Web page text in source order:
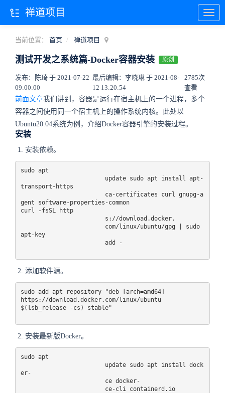
当前位置： 首页 禅道项目
测试开发之系统篇-Docker容器安装 原创
发布：陈琦 于 2021-07-22
09:00:00
最后编辑：李晓琳 于 2021-08-
12 13:20:54
2785次
查看
前面文章我们讲到，容器是运行在宿主机上的一个进程，多个
容器之间使用同一个宿主机上的操作系统内核。此处以
Ubuntu20.04系统为例，介绍Docker容器引擎的安装过程。
安装
安装依赖。
sudo apt
update sudo apt install apt-
transport-https
ca-certificates curl gnupg-a
gent software-properties-common
curl -fsSL http
s: //download.docker.
com/linux/ubuntu/gpg | sudo
apt-key
add
-
添加软件源。
sudo add-apt-repository
"deb [arch=amd64]
https://download.docker.com/linux/ubuntu
$(lsb_release -cs) stable"
安装最新版Docker。
sudo apt
update sudo apt install dock
er-
ce docker-
ce-cli containerd.io
禅道项目